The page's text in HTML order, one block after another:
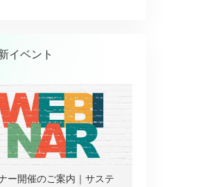
イベント
ー開催のご案内｜サステ